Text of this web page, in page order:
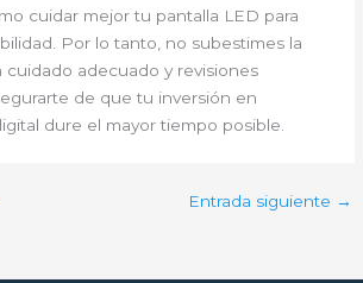
cuidar mejor tu pantalla LED para
Por lo tanto, no subestimes la
cuidado adecuado y revisiones
de que tu inversión en
dure el mayor tiempo posible.
Entrada siguiente →